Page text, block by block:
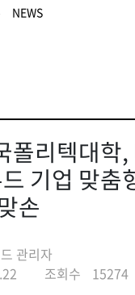
NEWS
폴리텍대학,
기업 맞춤
손
관리자
조회수 15274